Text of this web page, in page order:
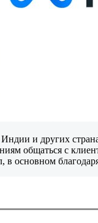
и других
общаться с
в основном